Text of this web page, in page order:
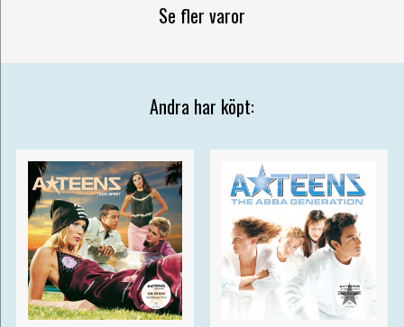
Se fler varor
Andra har köpt: